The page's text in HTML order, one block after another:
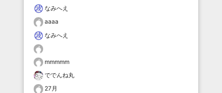
なみへえ
aaaa
なみへえ
mmmmm
ででんね丸
27月